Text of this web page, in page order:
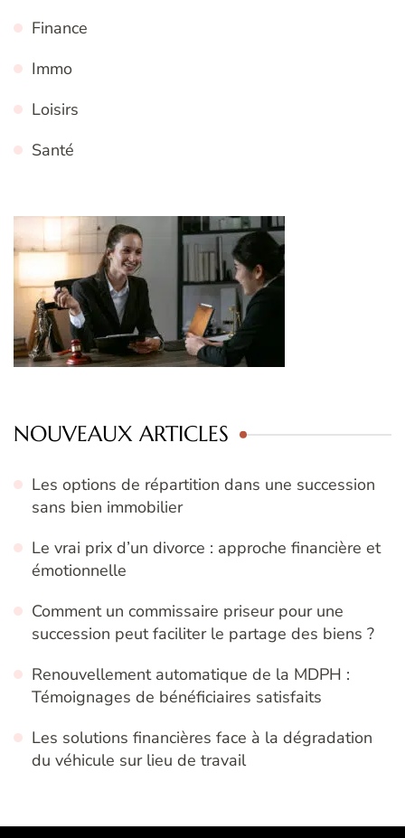
Finance
Immo
Loisirs
Santé
NOUVEAUX ARTICLES
Les options de répartition dans une succession
sans bien immobilier
Le vrai prix d’un divorce : approche financière et
émotionnelle
Comment un commissaire priseur pour une
succession peut faciliter le partage des biens ?
Renouvellement automatique de la MDPH :
Témoignages de bénéficiaires satisfaits
Les solutions financières face à la dégradation
du véhicule sur lieu de travail